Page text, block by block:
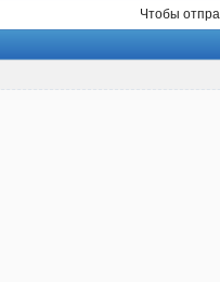
Чтобы